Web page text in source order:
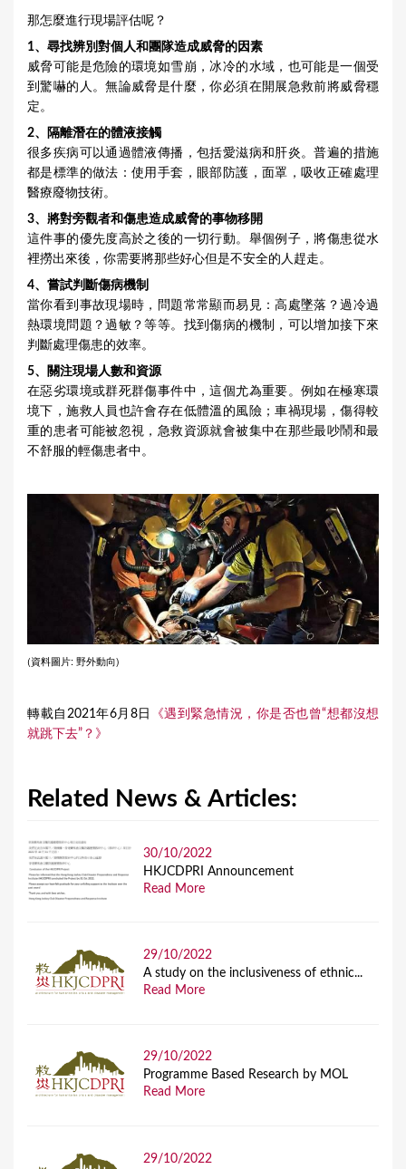
那怎麼進行現場評估呢？
1、尋找辨別對個人和團隊造成威脅的因素
威脅可能是危險的環境如雪崩，冰冷的水域，也可能是一個受
到驚嚇的人。無論威脅是什麼，你必須在開展急救前將威脅穩
定。
2、隔離潛在的體液接觸
很多疾病可以通過體液傳播，包括愛滋病和肝炎。普遍的措施
都是標準的做法：使用手套，眼部防護，面罩，吸收正確處理
醫療廢物技術。
3、將對旁觀者和傷患造成威脅的事物移開
這件事的優先度高於之後的一切行動。舉個例子，將傷患從水
裡撈出來後，你需要將那些好心但是不安全的人趕走。
4、嘗試判斷傷病機制
當你看到事故現場時，問題常常顯而易見：高處墜落？過冷過
熱環境問題？過敏？等等。找到傷病的機制，可以增加接下來
判斷處理傷患的效率。
5、關注現場人數和資源
在惡劣環境或群死群傷事件中，這個尤為重要。例如在極寒環
境下，施救人員也許會存在低體溫的風險；車禍現場，傷得較
重的患者可能被忽視，急救資源就會被集中在那些最吵鬧和最
不舒服的輕傷患者中。
(資料圖片: 野外動向)
轉載自2021年6月8日
《遇到緊急情況，你是否也曾“想都沒想
就跳下去”？》
Related News & Articles:
30/10/2022
HKJCDPRI Announcement
Read More
29/10/2022
A study on the inclusiveness of ethnic...
Read More
29/10/2022
Programme Based Research by MOL
Read More
29/10/2022